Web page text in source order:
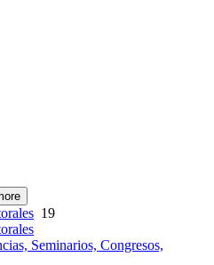
19
Seminarios, Congresos,